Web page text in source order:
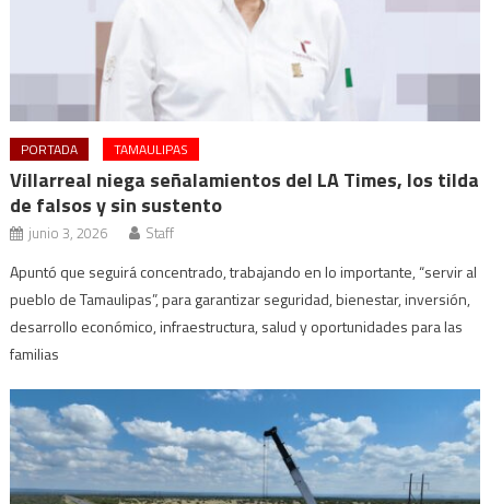
PORTADA TAMAULIPAS
Villarreal niega señalamientos del LA Times, los tilda
de falsos y sin sustento
junio 3, 2026 Staff
Apuntó que seguirá concentrado, trabajando en lo importante, “servir al
pueblo de Tamaulipas”, para garantizar seguridad, bienestar, inversión,
desarrollo económico, infraestructura, salud y oportunidades para las
familias